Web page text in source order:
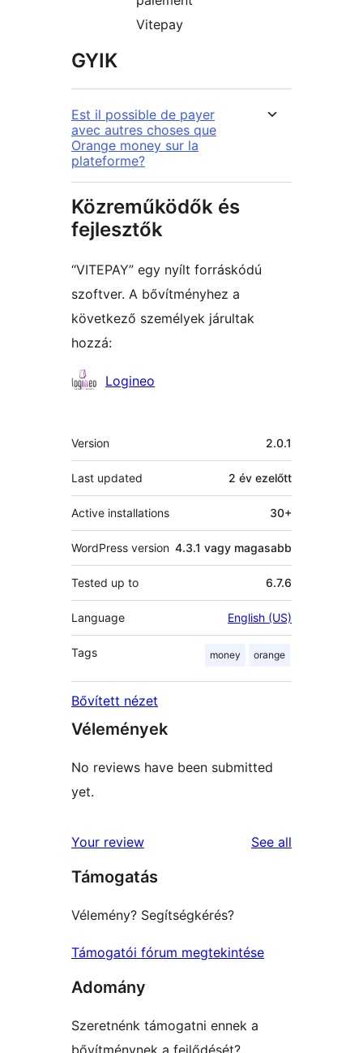
Vitepay
GYIK
Est il possible de payer
avec autres choses que
Orange money sur la
plateforme?
Közreműködők és
fejlesztők
“VITEPAY” egy nyílt forráskódú
szoftver. A bővítményhez a
következő személyek járultak
hozzá:
Közreműködők
Logineo
Meta
Version 2.0.1
Last updated 2 év ezelőtt
Active installations 30+
WordPress version 4.3.1 vagy magasabb
Tested up to 6.7.6
Language English (US)
Tags money orange
Bővített nézet
Vélemények
No reviews have been submitted
yet.
Your review See all
Támogatás
Vélemény? Segítségkérés?
Támogatói fórum megtekintése
Adomány
Szeretnénk támogatni ennek a